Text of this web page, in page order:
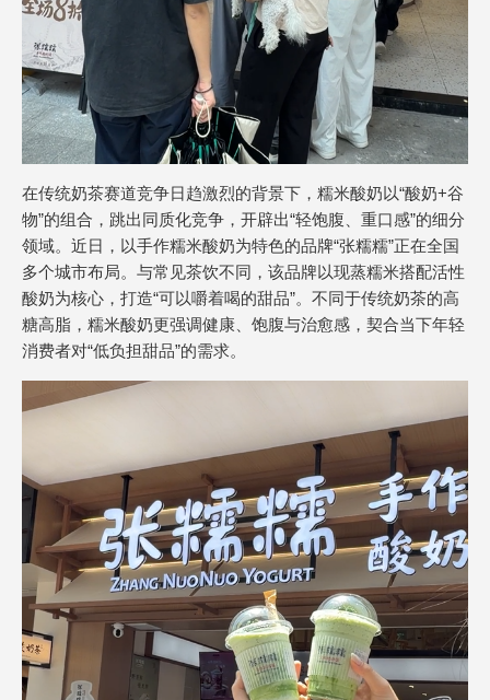
在传统奶茶赛道竞争日趋激烈的背景下，糯米酸奶以“酸奶+谷
物”的组合，跳出同质化竞争，开辟出“轻饱腹、重口感”的细分
领域。近日，以手作糯米酸奶为特色的品牌“张糯糯”正在全国
多个城市布局。与常见茶饮不同，该品牌以现蒸糯米搭配活性
酸奶为核心，打造“可以嚼着喝的甜品”。不同于传统奶茶的高
糖高脂，糯米酸奶更强调健康、饱腹与治愈感，契合当下年轻
消费者对“低负担甜品”的需求。